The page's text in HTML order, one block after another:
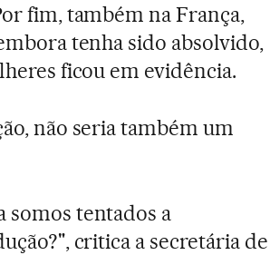
fim, também na França,
tenha sido absolvido,
ficou em evidência.
não seria também um
somos tentados a
critica a secretária de